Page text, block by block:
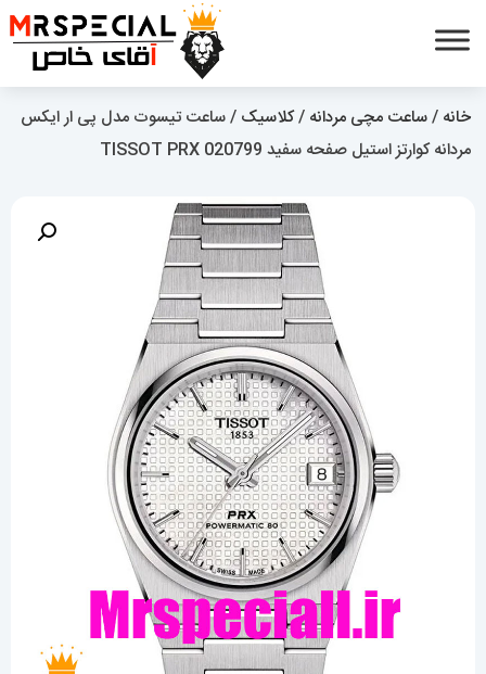
خانه /ساعت مچی مردانه /کلاسیک / ساعت تیسوت مدل پی ار ایکس
مردانه کوارتز استیل صفحه سفید 020799 TISSOT PRX